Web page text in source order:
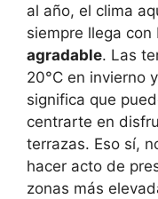
al año, el clima
siempre llega con
agradable. Las
20°C en invierno
significa que
centrarte en
terrazas. Eso sí,
hacer acto de
zonas más